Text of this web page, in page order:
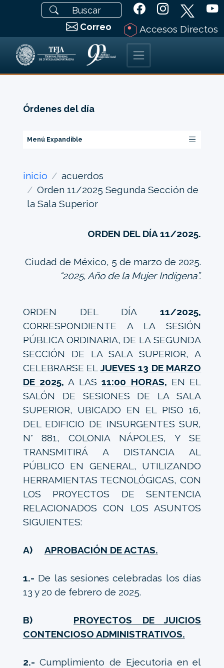
Correo Accesos Directos
Órdenes del día
Menú Expandible
inicio
acuerdos
Orden 11/2025 Segunda Sección de
la Sala Superior
ORDEN DEL DÍA 11/2025.
Ciudad de México, 5 de marzo de 2025.
“2025, Año de la Mujer Indígena”.
ORDEN DEL DÍA11/2025,
CORRESPONDIENTE A LA SESIÓN
PÚBLICA ORDINARIA, DE LA SEGUNDA
SECCIÓN DE LA SALA SUPERIOR, A
CELEBRARSE ELJUEVES 13 DE MARZO
DE 2025, A LAS11:00 HORAS, EN EL
SALÓN DE SESIONES DE LA SALA
SUPERIOR, UBICADO EN EL PISO 16,
DEL EDIFICIO DE INSURGENTES SUR,
N° 881, COLONIA NÁPOLES, Y SE
TRANSMITIRÁ A DISTANCIA AL
PÚBLICO EN GENERAL, UTILIZANDO
HERRAMIENTAS TECNOLÓGICAS, CON
LOS PROYECTOS DE SENTENCIA
RELACIONADOS CON LOS ASUNTOS
SIGUIENTES:
A) APROBACIÓN DE ACTAS.
1.- De las sesiones celebradas los días
13 y 20 de febrero de 2025.
B) PROYECTOS DE JUICIOS
CONTENCIOSO ADMINISTRATIVOS.
2.-Cumplimiento de Ejecutoria en el